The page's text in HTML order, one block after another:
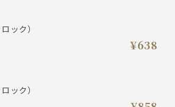
ック）
¥638
ック）